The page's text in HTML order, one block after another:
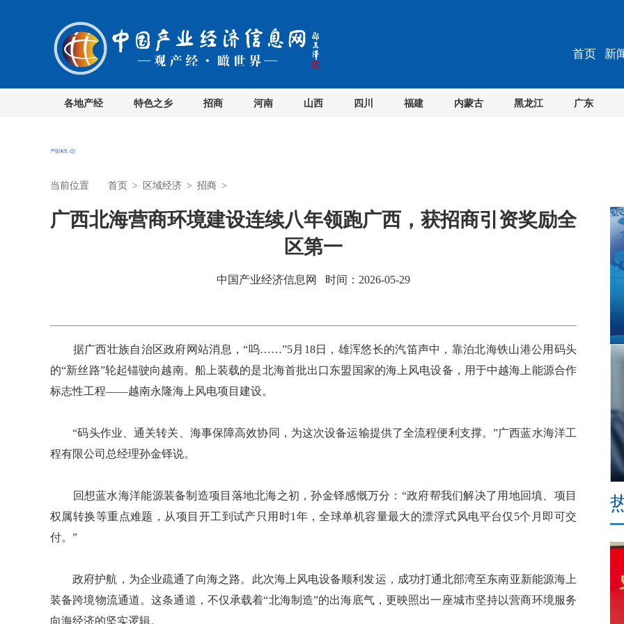
首页 新
各地产经 特色之乡 招商 河南 山西 四川 福建 内蒙古 黑龙江 广东
当前位置 首页 > 区域经济 > 招商 >
广西北海营商环境建设连续八年领跑广西，获招商引资奖励全
区第一
中国产业经济信息网 时间：2026-05-29
据广西壮族自治区政府网站消息，“呜……”5月18日，雄浑悠长的汽笛声中，靠泊北海铁山港公用码头
的“新丝路”轮起锚驶向越南。船上装载的是北海首批出口东盟国家的海上风电设备，用于中越海上能源合作
标志性工程——越南永隆海上风电项目建设。
“码头作业、通关转关、海事保障高效协同，为这次设备运输提供了全流程便利支撑。”广西蓝水海洋工
程有限公司总经理孙金铎说。
回想蓝水海洋能源装备制造项目落地北海之初，孙金铎感慨万分：“政府帮我们解决了用地回填、项目
权属转换等重点难题，从项目开工到试产只用时1年，全球单机容量最大的漂浮式风电平台仅5个月即可交
付。”
政府护航，为企业疏通了向海之路。此次海上风电设备顺利发运，成功打通北部湾至东南亚新能源海上
装备跨境物流通道。这条通道，不仅承载着“北海制造”的出海底气，更映照出一座城市坚持以营商环境服务
向海经济的坚实逻辑。